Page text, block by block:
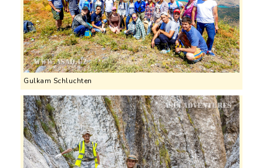
Gulkam Schluchten